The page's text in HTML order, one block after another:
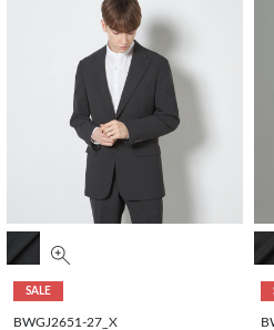
SALE
BWGJ2651-27_X